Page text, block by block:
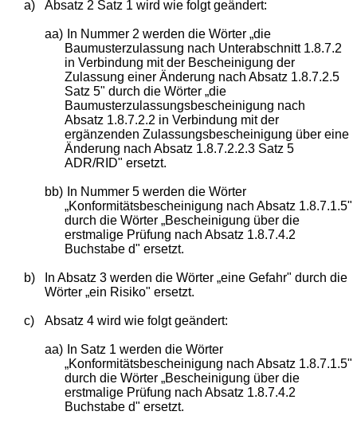
a) Absatz 2 Satz 1 wird wie folgt geändert:
aa)
In Nummer 2 werden die Wörter „die
Baumusterzulassung nach Unterabschnitt 1.8.7.2
in Verbindung mit der Bescheinigung der
Zulassung einer Änderung nach Absatz 1.8.7.2.5
Satz 5" durch die Wörter „die
Baumusterzulassungsbescheinigung nach
Absatz 1.8.7.2.2 in Verbindung mit der
ergänzenden Zulassungsbescheinigung über eine
Änderung nach Absatz 1.8.7.2.2.3 Satz 5
ADR/RID" ersetzt.
bb)
In Nummer 5 werden die Wörter
„Konformitätsbescheinigung nach Absatz 1.8.7.1.5"
durch die Wörter „Bescheinigung über die
erstmalige Prüfung nach Absatz 1.8.7.4.2
Buchstabe d" ersetzt.
b)
In Absatz 3 werden die Wörter „eine Gefahr" durch die
Wörter „ein Risiko" ersetzt.
c) Absatz 4 wird wie folgt geändert:
aa)
In Satz 1 werden die Wörter
„Konformitätsbescheinigung nach Absatz 1.8.7.1.5"
durch die Wörter „Bescheinigung über die
erstmalige Prüfung nach Absatz 1.8.7.4.2
Buchstabe d" ersetzt.